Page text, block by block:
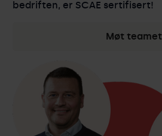
bedriften, er SCAE sertifisert!
Møt teamet